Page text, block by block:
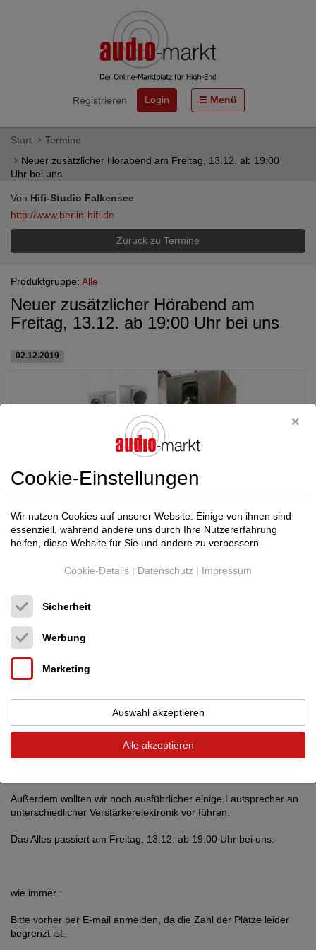
Registrieren Login Menü
Start
Termine
Neuer zusätzlicher Hörabend am Freitag, 13.12. ab 19:00
Uhr bei uns
Von Hifi-Studio Falkensee
http://www.berlin-hifi.de
Zurück zu Termine
Produktgruppe: Alle
Neuer zusätzlicher Hörabend am
Freitag, 13.12. ab 19:00 Uhr bei uns
02.12.2019
Lautsprecher im Vergleich MK 2.
unser letzter Hörabend : Lautsprecher im Vergleich hat großen
etwas hochwertigen Lautsprechern gar nicht mehr alle dran
Außerdem sind wichtige Lautsprecher, wie die Neue Graham
Audio LS 5/5 oder die Living Voice OBX RW neu bei uns
Außerdem wollten wir noch ausführlicher einige Lautsprecher an
unterschiedlicher Verstärkerelektronik vor führen.
Das Alles passiert am Freitag, 13.12. ab 19:00 Uhr bei uns.
wie immer :
Bitte vorher per E-mail anmelden, da die Zahl der Plätze leider
begrenzt ist.
Cookie-Einstellungen
Wir nutzen Cookies auf unserer Website. Einige von ihnen sind
essenziell, während andere uns durch Ihre Nutzererfahrung
helfen, diese Website für Sie und andere zu verbessern.
Cookie-Details | Datenschutz | Impressum
Sicherheit
Werbung
Marketing
Auswahl akzeptieren
Alle akzeptieren